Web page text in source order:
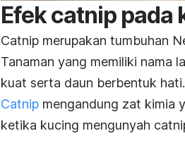
Efekcatnip pada
Catnip merupakan tumbuhan
Tanaman yang memiliki nama
kuat serta daun berbentuk hati.
Catnip mengandung zat kimia
ketika kucing mengunyah